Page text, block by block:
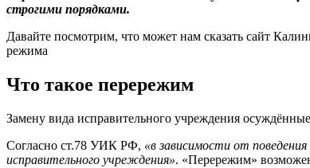
строгими порядками.
Давайте посмотрим, что может нам сказать сайт
режима
Что такое перережим
Замену вида исправительного учреждения
Согласно ст.78 УИК РФ, «в зависимости от
исправительного учреждения». «Перережим»